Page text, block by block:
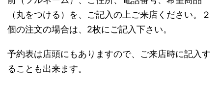
（丸をつける）を、ご記入の上ご来店ください。２
個の注文の場合は、2枚にご記入下さい。
予約表は店頭にもありますので、ご来店時に記入す
ることも出来ます。